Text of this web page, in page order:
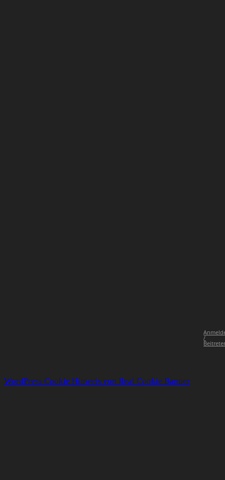
/
WordPress Cookie Hinweis von Real Cookie Banner